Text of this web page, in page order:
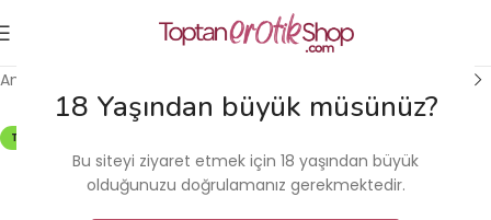
18 Yaşından büyük müsünüz?
Bu siteyi ziyaret etmek için 18 yaşından büyük
olduğunuzu doğrulamanız gerekmektedir.
Ana Sayfa
TÜKENDI